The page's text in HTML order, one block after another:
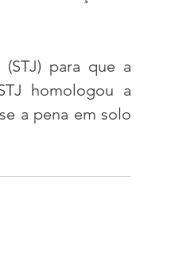
para que a
homologou a
a pena em solo